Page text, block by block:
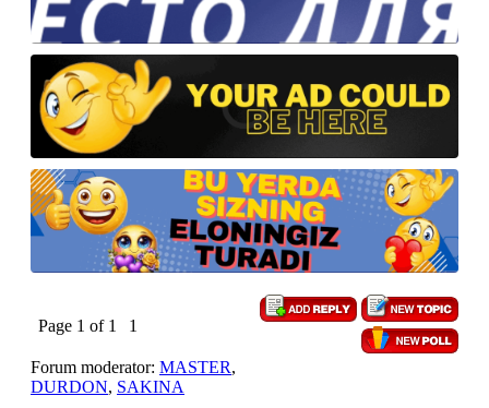
Page 1 of 1 1
Forum moderator: MASTER,
DURDON, SAKINA